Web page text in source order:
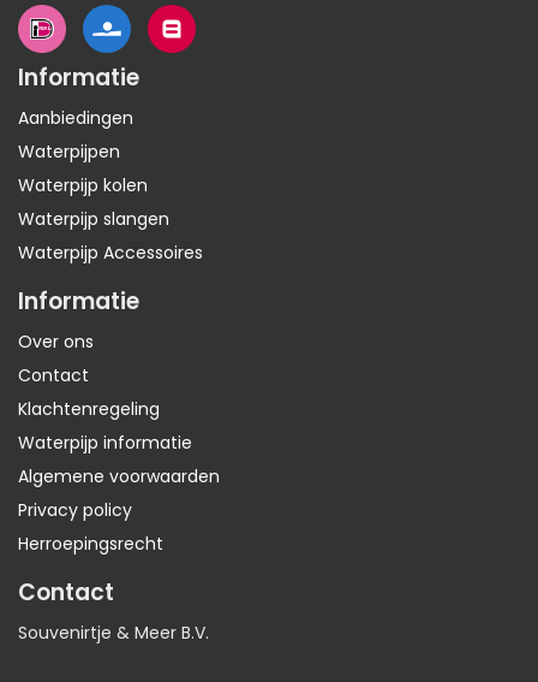
Informatie
Aanbiedingen
Waterpijpen
Waterpijp kolen
Waterpijp slangen
Waterpijp Accessoires
Informatie
Over ons
Contact
Klachtenregeling
Waterpijp informatie
Algemene voorwaarden
Privacy policy
Herroepingsrecht
Contact
Souvenirtje & Meer B.V.